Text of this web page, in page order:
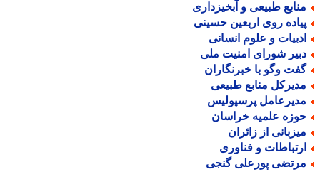
طبیعی و آبخیزداری
روی اربعین حسینی
و علوم انسانی
شورای امنیت ملی
وگو با خبرنگاران
منابع طبیعی
پرسپولیس
علمیه خراسان
از زائران
و فناوری
پورعلی گنجی